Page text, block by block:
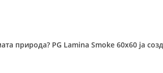
природа? PG Lamina Smoke 60x60 ја